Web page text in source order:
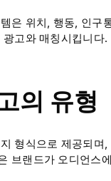
은 위치, 행동, 인구
고와 매칭시킵니다.
의 유형
형식으로 제공되
브랜드가 오디언스